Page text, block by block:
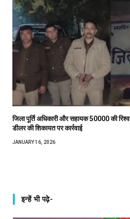
जिला पूर्ति अधिकारी और सहायक ₹50000 की
डीलर की शिकायत पर कार्रवाई
JANUARY 16, 2026
इन्हें भी पढ़े-